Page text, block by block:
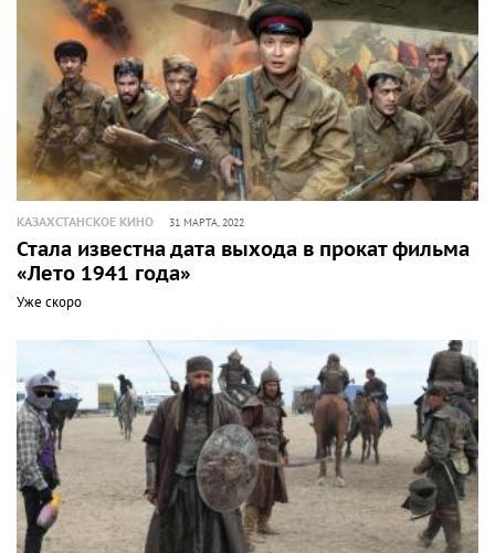
КАЗАХСТАНСКОЕ КИНО 31 МАРТА, 2022
Стала известна дата выхода в прокат фильма
«Лето 1941 года»
Уже скоро